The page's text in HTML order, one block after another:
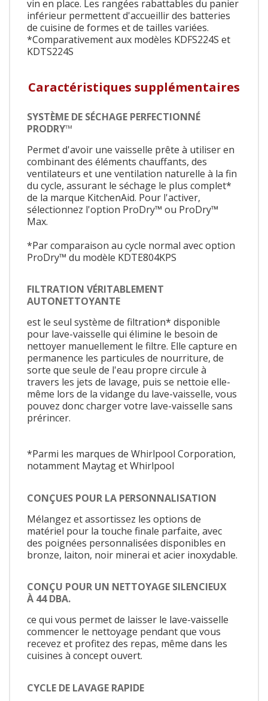
vin en place. Les rangées rabattables du panier
inférieur permettent d'accueillir des batteries
de cuisine de formes et de tailles variées.
*Comparativement aux modèles KDFS224S et
KDTS224S
Caractéristiques supplémentaires
SYSTÈME DE SÉCHAGE PERFECTIONNÉ
PRODRY™
Permet d'avoir une vaisselle prête à utiliser en
combinant des éléments chauffants, des
ventilateurs et une ventilation naturelle à la fin
du cycle, assurant le séchage le plus complet*
de la marque KitchenAid. Pour l'activer,
sélectionnez l'option ProDry™ ou ProDry™
Max.
*Par comparaison au cycle normal avec option
ProDry™ du modèle KDTE804KPS
FILTRATION VÉRITABLEMENT
AUTONETTOYANTE
est le seul système de filtration* disponible
pour lave-vaisselle qui élimine le besoin de
nettoyer manuellement le filtre. Elle capture en
permanence les particules de nourriture, de
sorte que seule de l'eau propre circule à
travers les jets de lavage, puis se nettoie elle-
même lors de la vidange du lave-vaisselle, vous
pouvez donc charger votre lave-vaisselle sans
prérincer.
*Parmi les marques de Whirlpool Corporation,
notamment Maytag et Whirlpool
CONÇUES POUR LA PERSONNALISATION
Mélangez et assortissez les options de
matériel pour la touche finale parfaite, avec
des poignées personnalisées disponibles en
bronze, laiton, noir minerai et acier inoxydable.
CONÇU POUR UN NETTOYAGE SILENCIEUX
À 44 DBA.
ce qui vous permet de laisser le lave-vaisselle
commencer le nettoyage pendant que vous
recevez et profitez des repas, même dans les
cuisines à concept ouvert.
CYCLE DE LAVAGE RAPIDE